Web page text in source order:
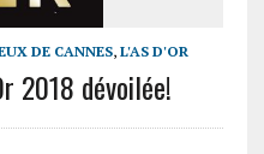
DE CANNES, L'AS D'OR
2018 dévoilée!